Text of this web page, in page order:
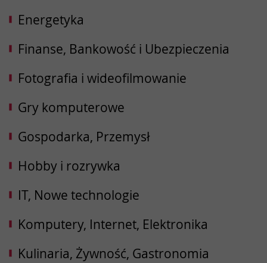
Energetyka
Finanse, Bankowość i Ubezpieczenia
Fotografia i wideofilmowanie
Gry komputerowe
Gospodarka, Przemysł
Hobby i rozrywka
IT, Nowe technologie
Komputery, Internet, Elektronika
Kulinaria, Żywność, Gastronomia